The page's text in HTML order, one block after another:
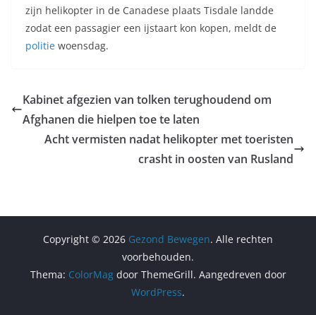
zijn helikopter in de Canadese plaats Tisdale landde
zodat een passagier een ijstaart kon kopen, meldt de
politie woensdag.
Kabinet afgezien van tolken terughoudend om
Afghanen die hielpen toe te laten
Acht vermisten nadat helikopter met toeristen
crasht in oosten van Rusland
Copyright © 2026 Gezond Bewegen. Alle rechten
voorbehouden.
Thema: ColorMagdoor ThemeGrill. Aangedreven door
WordPress.